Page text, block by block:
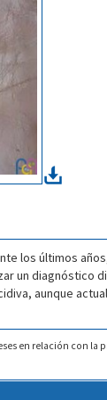
los últimos
un
aunque
en relación con la